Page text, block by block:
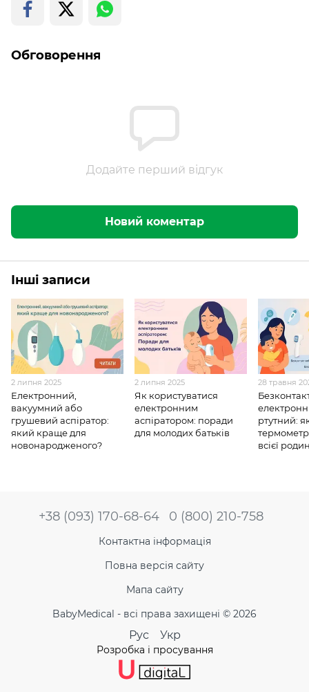
Обговорення
Додайте перший відгук
Новий коментар
Інші записи
2 липня 2025
Електронний,
вакуумний або
грушевий аспіратор:
який краще для
новонародженого?
2 липня 2025
Як користуватися
електронним
аспіратором: поради
для молодих батьків
28 травня
ртутний:
всієї
+38 (093) 170-68-64 0 (800) 210-758
Контактна інформація
Повна версія сайту
Мапа сайту
BabyMedical - всі права захищені © 2026
Рус Укр
Розробка і просування